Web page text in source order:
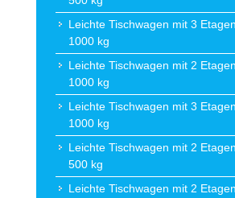
Leichte Tischwagen mit 3
1000 kg
Leichte Tischwagen mit 2
1000 kg
Leichte Tischwagen mit 3
1000 kg
Leichte Tischwagen mit 2
500 kg
Leichte Tischwagen mit 2